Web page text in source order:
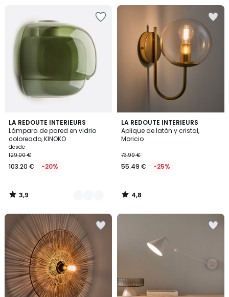
LA REDOUTE INTERIEURS
Lámpara de pared en vidrio
coloreado, KINOKO
desde
129.00 €
103.20 € -20%
3,9
/ 5
4
Colores
3,9
/
LA REDOUTE INTERIEURS
Aplique de latón y cristal,
Moricio
73.99 €
55.49 € -25%
4,8
/ 5
4,8
/